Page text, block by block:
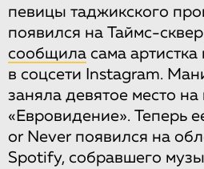
певицы таджикского
появился на Таймс-
сообщила сама
в соцсети Instagram.
заняла девятое место на
«Евровидение». Теперь
or Never появился на
Spotify, собравшего